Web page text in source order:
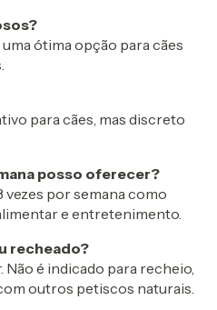
navegação e para
ótima opção para cães
para cães, mas discreto
posso oferecer?
vezes por semana como
e entretenimento.
recheado?
é indicado para recheio,
outros petiscos naturais.